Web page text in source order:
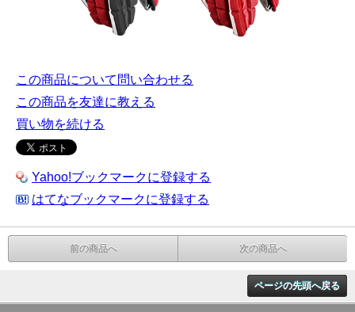
この商品について問い合わせる
この商品を友達に教える
買い物を続ける
Yahoo!ブックマークに登録する
はてなブックマークに登録する
前の商品へ 次の商品へ
ページの先頭へ戻る